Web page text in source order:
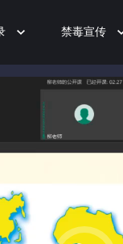
禁毒宣传